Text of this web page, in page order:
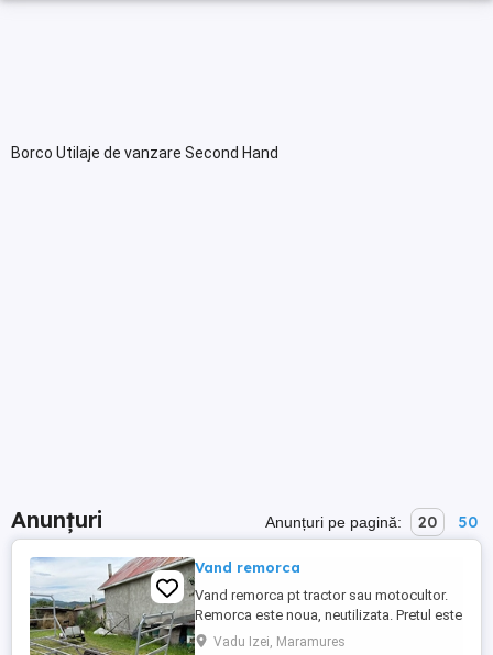
Borco Utilaje de vanzare Second Hand
Anunțuri Anunțuri pe pagină: 20 50
Vand remorca
Vand remorca pt tractor sau motocultor.
Remorca este noua, neutilizata. Pretul este
negociabil.
Vadu Izei, Maramures